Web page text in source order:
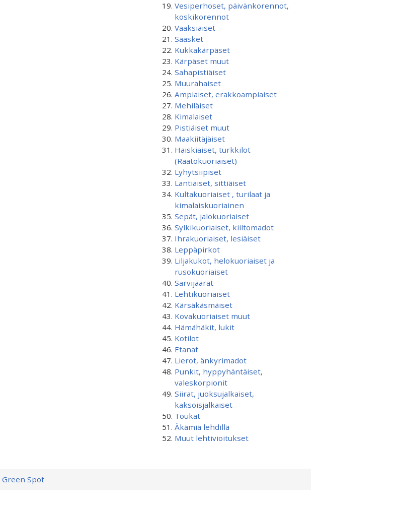
Vesiperhoset, päivänkorennot,
koskikorennot
Vaaksiaiset
Sääsket
Kukkakärpäset
Kärpäset muut
Sahapistiäiset
Muurahaiset
Ampiaiset, erakkoampiaiset
Mehiläiset
Kimalaiset
Pistiäiset muut
Maakiitäjäiset
Haiskiaiset, turkkilot
(Raatokuoriaiset)
Lyhytsiipiset
Lantiaiset, sittiäiset
Kultakuoriaiset , turilaat ja
kimalaiskuoriainen
Sepät, jalokuoriaiset
Sylkikuoriaiset, kiiltomadot
Ihrakuoriaiset, lesiäiset
Leppäpirkot
Liljakukot, helokuoriaiset ja
rusokuoriaiset
Sarvijäärät
Lehtikuoriaiset
Kärsäkäsmäiset
Kovakuoriaiset muut
Hämähäkit, lukit
Kotilot
Etanat
Lierot, änkyrimadot
Punkit, hyppyhäntäiset,
valeskorpionit
Siirat, juoksujalkaiset,
kaksoisjalkaiset
Toukat
Äkämiä lehdillä
Muut lehtivioitukset
Green Spot